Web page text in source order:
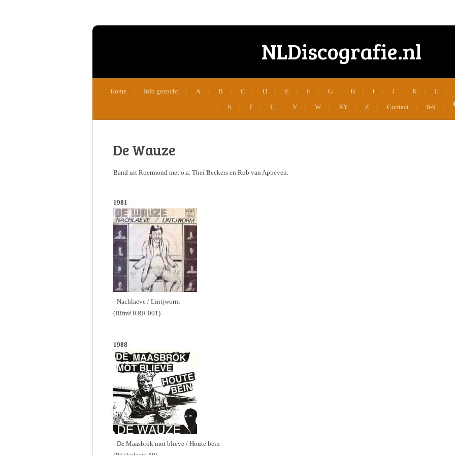
NLDiscografie.nl
Home Info gezocht A B C D E F G H I J K L
S T U V W XY Z Contact 0-9
De Wauze
Band uit Roermond met o.a. Thei Beckers en Rob van Appeven.
1981
- Nachlaeve / Lintjworm
(Rifraf RRR 001)
1988
- De Maasbrök mot blieve / Houte bein